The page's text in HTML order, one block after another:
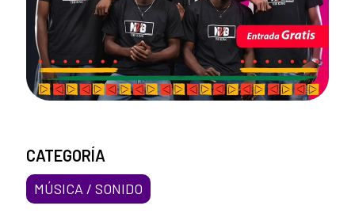
CATEGORÍA
MÚSICA / SONIDO